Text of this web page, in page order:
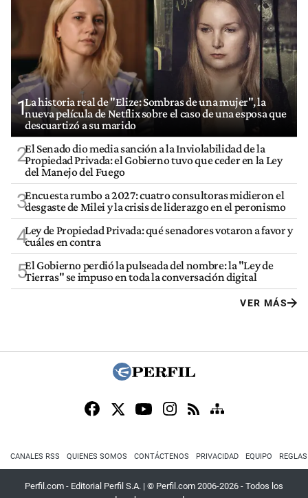
1La historia real de "Elize: Sombras de una mujer", la
nueva película de Netflix sobre el caso de una esposa que
descuartizó a su marido
2El Senado dio media sanción a la Inviolabilidad de la
Propiedad Privada: el Gobierno tuvo que ceder en la Ley
del Manejo del Fuego
3Encuesta rumbo a 2027: cuatro consultoras midieron el
desgaste de Milei y la crisis de liderazgo en el peronismo
4Ley de Propiedad Privada: qué senadores votaron a favor y
cuáles en contra
5El Gobierno perdió la pulseada del nombre: la "Ley de
Tierras" se impuso en toda la conversación digital
VER MÁS
CANALES RSS QUIENES SOMOS CONTÁCTENOS PRIVACIDAD EQUIPO
Perfil.com - Editorial Perfil S.A. | © Perfil.com 2006-2026 - Todos los